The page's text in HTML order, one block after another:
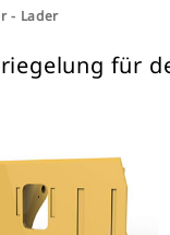
- Lader
für